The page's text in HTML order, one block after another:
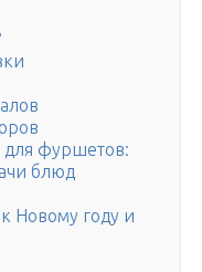
для фуршетов:
блюд
Новому году и